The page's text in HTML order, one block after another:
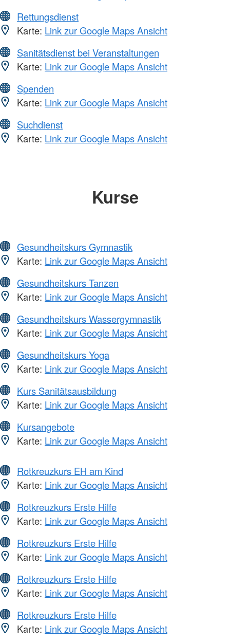
Rettungsdienst
Karte: Link zur Google Maps Ansicht
Sanitätsdienst bei Veranstaltungen
Karte: Link zur Google Maps Ansicht
Spenden
Karte: Link zur Google Maps Ansicht
Suchdienst
Karte: Link zur Google Maps Ansicht
Kurse
Gesundheitskurs Gymnastik
Karte: Link zur Google Maps Ansicht
Gesundheitskurs Tanzen
Karte: Link zur Google Maps Ansicht
Gesundheitskurs Wassergymnastik
Karte: Link zur Google Maps Ansicht
Gesundheitskurs Yoga
Karte: Link zur Google Maps Ansicht
Kurs Sanitätsausbildung
Karte: Link zur Google Maps Ansicht
Kursangebote
Karte: Link zur Google Maps Ansicht
Rotkreuzkurs EH am Kind
Karte: Link zur Google Maps Ansicht
Rotkreuzkurs Erste Hilfe
Karte: Link zur Google Maps Ansicht
Rotkreuzkurs Erste Hilfe
Karte: Link zur Google Maps Ansicht
Rotkreuzkurs Erste Hilfe
Karte: Link zur Google Maps Ansicht
Rotkreuzkurs Erste Hilfe
Karte: Link zur Google Maps Ansicht